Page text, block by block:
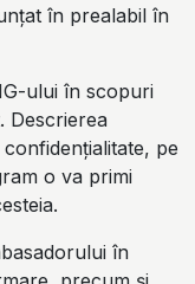
în prealabil în
ului în scopuri
Descrierea
pe
o va primi
în